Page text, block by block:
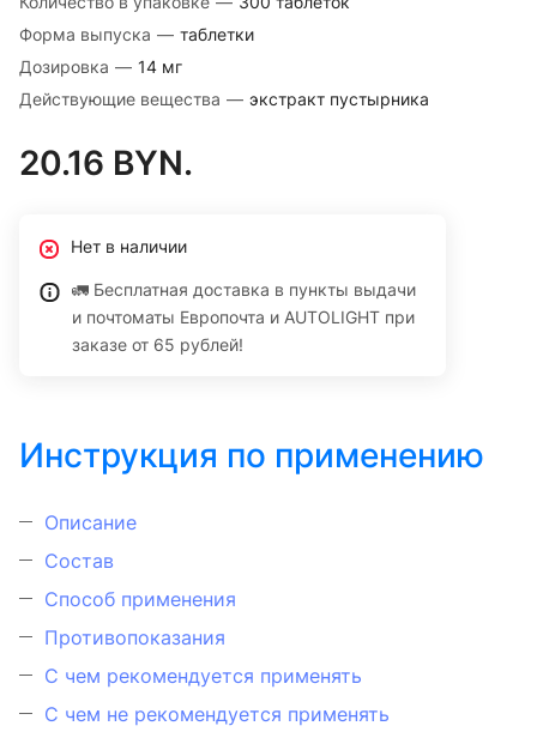
Форма выпуска — таблетки
Дозировка — 14 мг
Действующие вещества — экстракт пустырника
20.16 BYN.
Нет в наличии
🚛 Бесплатная доставка в пункты выдачи
и почтоматы Европочта и AUTOLIGHT при
заказе от 65 рублей!
Инструкция по применению
Описание
Состав
Способ применения
Противопоказания
С чем рекомендуется применять
С чем не рекомендуется применять